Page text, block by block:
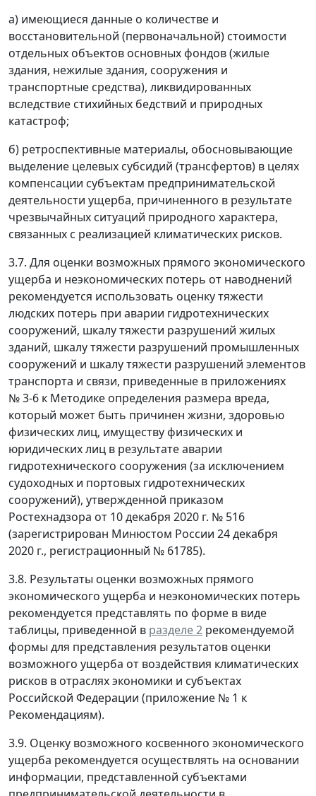
а) имеющиеся данные о количестве и
восстановительной (первоначальной) стоимости
отдельных объектов основных фондов (жилые
здания, нежилые здания, сооружения и
транспортные средства), ликвидированных
вследствие стихийных бедствий и природных
катастроф;
б) ретроспективные материалы, обосновывающие
выделение целевых субсидий (трансфертов) в целях
компенсации субъектам предпринимательской
деятельности ущерба, причиненного в результате
чрезвычайных ситуаций природного характера,
связанных с реализацией климатических рисков.
3.7. Для оценки возможных прямого экономического
ущерба и неэкономических потерь от наводнений
рекомендуется использовать оценку тяжести
людских потерь при аварии гидротехнических
сооружений, шкалу тяжести разрушений жилых
зданий, шкалу тяжести разрушений промышленных
сооружений и шкалу тяжести разрушений элементов
транспорта и связи, приведенные в приложениях
№ 3-6 к Методике определения размера вреда,
который может быть причинен жизни, здоровью
физических лиц, имуществу физических и
юридических лиц в результате аварии
гидротехнического сооружения (за исключением
судоходных и портовых гидротехнических
сооружений), утвержденной приказом
Ростехнадзора от 10 декабря 2020 г. № 516
(зарегистрирован Минюстом России 24 декабря
2020 г., регистрационный № 61785).
3.8. Результаты оценки возможных прямого
экономического ущерба и неэкономических потерь
рекомендуется представлять по форме в виде
таблицы, приведенной в разделе 2 рекомендуемой
формы для представления результатов оценки
возможного ущерба от воздействия климатических
рисков в отраслях экономики и субъектах
Российской Федерации (приложение № 1 к
Рекомендациям).
3.9. Оценку возможного косвенного экономического
ущерба рекомендуется осуществлять на основании
информации, представленной субъектами